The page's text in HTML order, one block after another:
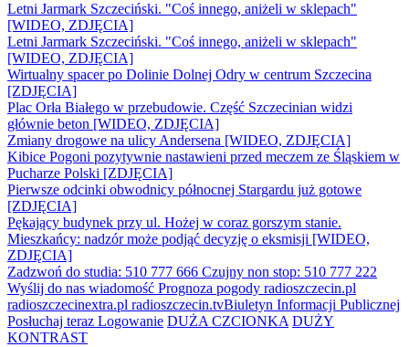
Letni Jarmark Szczeciński. "Coś innego, aniżeli w sklepach"
[WIDEO, ZDJĘCIA]
Letni Jarmark Szczeciński. "Coś innego, aniżeli w sklepach"
[WIDEO, ZDJĘCIA]
Wirtualny spacer po Dolinie Dolnej Odry w centrum Szczecina
[ZDJĘCIA]
Plac Orła Białego w przebudowie. Część Szczecinian widzi
głównie beton [WIDEO, ZDJĘCIA]
Zmiany drogowe na ulicy Andersena [WIDEO, ZDJĘCIA]
Kibice Pogoni pozytywnie nastawieni przed meczem ze Śląskiem w
Pucharze Polski [ZDJĘCIA]
Pierwsze odcinki obwodnicy północnej Stargardu już gotowe
[ZDJĘCIA]
Pękający budynek przy ul. Hożej w coraz gorszym stanie.
Mieszkańcy: nadzór może podjąć decyzję o eksmisji [WIDEO,
ZDJĘCIA]
Zadzwoń do studia: 510 777 666 Czujny non stop: 510 777 222
Wyślij do nas wiadomość Prognoza pogody radioszczecin.pl
radioszczecinextra.pl radioszczecin.tvBiuletyn Informacji Publicznej
Posłuchaj teraz Logowanie DUŻA CZCIONKA DUŻY
KONTRAST